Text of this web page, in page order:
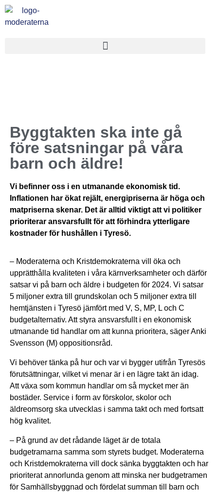
Byggtakten ska inte gå
före satsningar på våra
barn och äldre!
Vi befinner oss i en utmanande ekonomisk tid.
Inflationen har ökat rejält, energipriserna är höga och
matpriserna skenar. Det är alltid viktigt att vi politiker
prioriterar ansvarsfullt för att förhindra ytterligare
kostnader för hushållen i Tyresö.
– Moderaterna och Kristdemokraterna vill öka och
upprätthålla kvaliteten i våra kärnverksamheter och därför
satsar vi på barn och äldre i budgeten för 2024. Vi satsar
5 miljoner extra till grundskolan och 5 miljoner extra till
hemtjänsten i Tyresö jämfört med V, S, MP, L och C
budgetalternativ. Att styra ansvarsfullt i en ekonomisk
utmanande tid handlar om att kunna prioritera, säger Anki
Svensson (M) oppositionsråd.
Vi behöver tänka på hur och var vi bygger utifrån Tyresös
förutsättningar, vilket vi menar är i en lägre takt än idag.
Att växa som kommun handlar om så mycket mer än
bostäder. Service i form av förskolor, skolor och
äldreomsorg ska utvecklas i samma takt och med fortsatt
hög kvalitet.
– På grund av det rådande läget är de totala
budgetramarna samma som styrets budget. Moderaterna
och Kristdemokraterna vill dock sänka byggtakten och har
prioriterat annorlunda genom att minska ner budgetramen
för Samhällsbyggnad och fördelat summan till barn och